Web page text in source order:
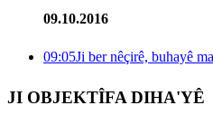
09.10.2016
09:05Ji ber nêçirê, buhayê
JI OBJEKTÎFA DIHA'YÊ